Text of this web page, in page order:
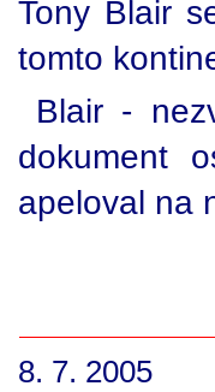
Tony Blair
tomto
Blair -
dokument
apeloval na
8. 7. 2005